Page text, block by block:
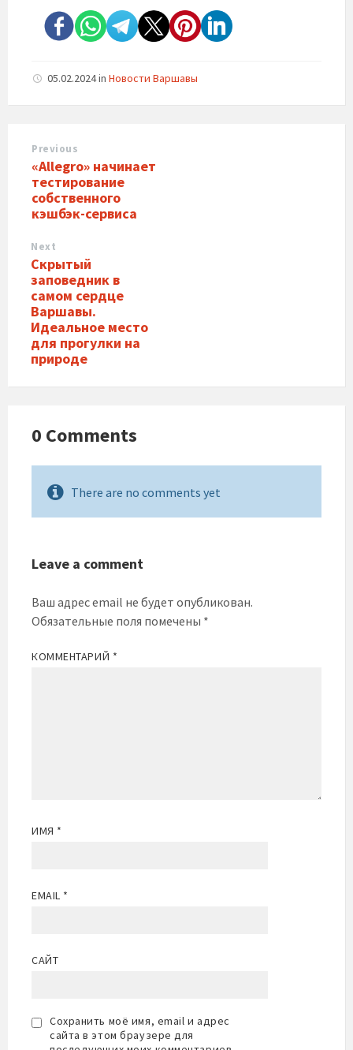
05.02.2024in Новости Варшавы
Previous
«Allegro» начинает
тестирование
собственного
кэшбэк-сервиса
Next
Скрытый
заповедник в
самом сердце
Варшавы.
Идеальное место
для прогулки на
природе
0 Comments
There are no comments yet
Leave a comment
Ваш адрес email не будет опубликован.
Обязательные поля помечены *
КОММЕНТАРИЙ *
ИМЯ *
EMAIL *
САЙТ
Сохранить моё имя, email и адрес
сайта в этом браузере для